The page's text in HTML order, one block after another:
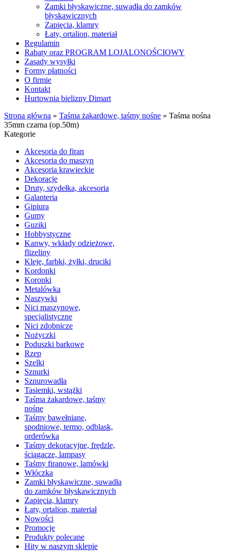
Zamki błyskawiczne, suwadła do zamków
błyskawicznych
Zapięcia, klamry
Łaty, ortalion, materiał
Regulamin
Rabaty oraz PROGRAM LOJALONOŚCIOWY
Zasady wysyłki
Formy płatności
O firmie
Kontakt
Hurtownia bielizny Dimart
Strona główna » Taśma żakardowe, taśmy nośne » Taśma nośna
35mm czarna (op.50m)
Kategorie
Akcesoria do firan
Akcesoria do maszyn
Akcesoria krawieckie
Dekoracje
Druty, szydełka, akcesoria
Galanteria
Gipiura
Gumy
Guziki
Hobbystyczne
Kanwy, wkłady odzieżowe,
flizeliny
Kleje, farbki, żyłki, druciki
Kordonki
Koronki
Metalówka
Naszywki
Nici maszynowe,
specjalistyczne
Nici zdobnicze
Nożyczki
Poduszki barkowe
Rzep
Szelki
Sznurki
Sznurowadła
Tasiemki, wstążki
Taśma żakardowe, taśmy
nośne
Taśmy bawełniane,
spodniowe, termo, odblask,
orderówka
Taśmy dekoracyjne, frędzle,
ściągacze, lampasy
Taśmy firanowe, lamówki
Włóczka
Zamki błyskawiczne, suwadła
do zamków błyskawicznych
Zapięcia, klamry
Łaty, ortalion, materiał
Nowości
Promocje
Produkty polecane
Hity w naszym sklepie